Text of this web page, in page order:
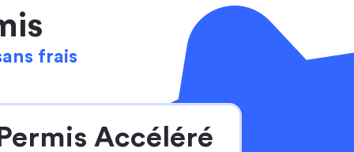
frais
Permis Accéléré